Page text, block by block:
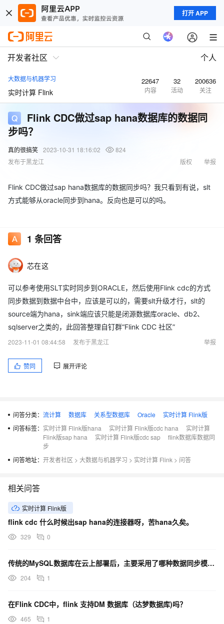
打开 APP
开发者社区 个人
大数据与机器学习
实时计算 Flink
22647
内容
32
活动
200636
关注
Flink CDC做过sap hana数据库的数据同
步吗？
真的很搞笑 2023-10-31 18:16:02
824
发布于黑龙江
举报
版权
Flink CDC做过sap hana数据库的数据同步吗？我只看到有说，slt
方式能够从oracle同步到hana。反向也是可以的吗。
1 条回答
芯在这
可以参考使用SLT实时同步到ORACLE，然后使用Flink cdc的方式
同步数据到数据中台中，应该是可以的，需要slt升级才行，slt的
source端为hana，sink端应该只能是闭源数据库oracle、db2、
sqlserver之类的，此回答整理自钉群“Flink CDC 社区”
2023-11-01 08:44:58
发布于黑龙江 举报
赞同 展开评论
问答分类： 流计算 数据库 关系型数据库 Oracle
实时计算 Flink版
问答标签： 实时计算 Flink版hana 实时计算 Flink版cdc hana
实时计算
Flink版sap hana
实时计算 Flink版cdc sap
flink数据库数据同
步
问答地址： 开发者社区 > 大数据与机器学习 > 实时计算 Flink > 问答
相关问答
实时计算 Flink版
flink cdc 什么时候出sap hana的连接器呀，苦hana久矣。
329 0
传统的MySQL数据库在云上部署后，主要采用了哪种数据同步模式？这种模式存在哪些问题？
204 1
在Flink CDC中，flink 支持DM 数据库（达梦数据库)吗？
465 1